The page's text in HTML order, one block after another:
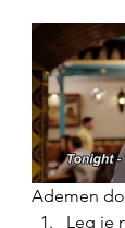
Ademen
Leg je